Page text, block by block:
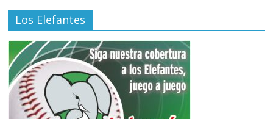
Los Elefantes